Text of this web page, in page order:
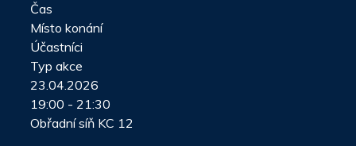
Čas
Místo konání
Účastníci
Typ akce
23.04.2026
19:00 - 21:30
Obřadní síň KC 12